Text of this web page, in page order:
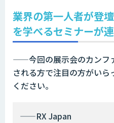
業界の第一人者が登
を学べるセミナーが
——今回の展示会のカンフ
される方で注目の方がい
ください。
——RX Japan